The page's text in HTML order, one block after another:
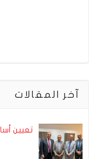
آخر المقالات
تعيين